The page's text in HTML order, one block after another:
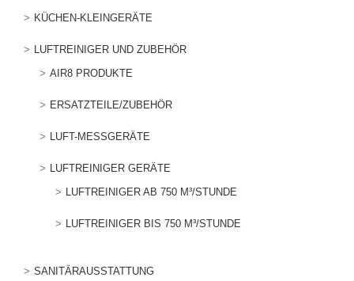
KÜCHEN-KLEINGERÄTE
LUFTREINIGER UND ZUBEHÖR
AIR8 PRODUKTE
ERSATZTEILE/ZUBEHÖR
LUFT-MESSGERÄTE
LUFTREINIGER GERÄTE
LUFTREINIGER AB 750 M³/STUNDE
LUFTREINIGER BIS 750 M³/STUNDE
SANITÄRAUSSTATTUNG